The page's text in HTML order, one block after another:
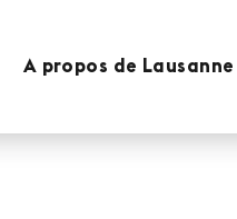
A propos de Lausanne